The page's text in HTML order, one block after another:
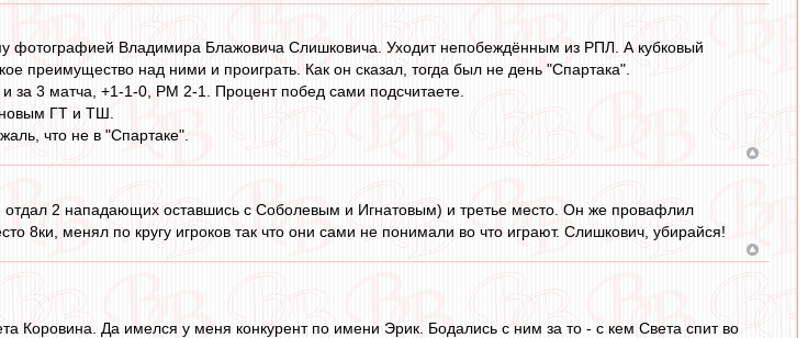
фотографией Владимира Блажовича Слишковича. Уходит непобеждённым из РПЛ. А кубковый
преимущество над ними и проиграть. Как он сказал, тогда был не день "Спартака".
за 3 матча, +1-1-0, РМ 2-1. Процент побед сами подсчитаете.
ГТ и ТШ.
что не в "Спартаке".
отдал 2 нападающих оставшись с Соболевым и Игнатовым) и третье место. Он же провафлил
8ки, менял по кругу игроков так что они сами не понимали во что играют. Слишкович, убирайся!
Коровина. Да имелся у меня конкурент по имени Эрик. Бодались с ним за то - с кем Света спит во